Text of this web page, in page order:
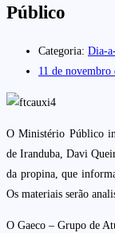
Público
Categoria: Dia-
11 de novembro
O Ministério Público
de Iranduba, Davi
da propina, que
Os materiais serão
O Gaeco – Grupo de